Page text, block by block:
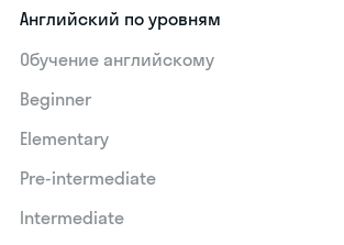
Английский по уровням
Обучение английскому
Beginner
Elementary
Pre-intermediate
Intermediate